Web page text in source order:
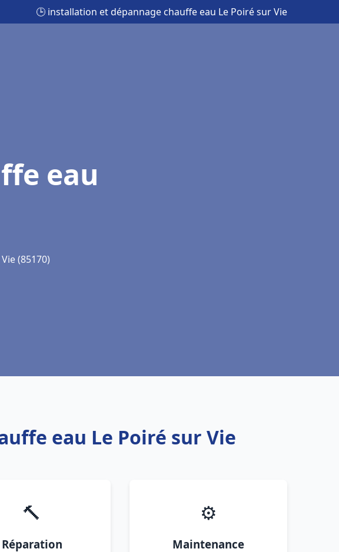
🕒 installation et dépannage chauffe eau Le Poiré sur Vie
eau
(85170)
eau Le Poiré sur Vie
🔨
Réparation
⚙️
Maintenance